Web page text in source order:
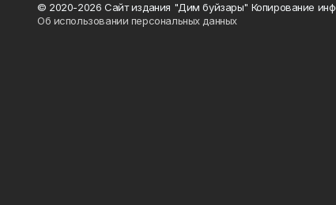
© 2020-2026 Сайт издания "Дим буйзары" Копирование
Об использовании персональных данных